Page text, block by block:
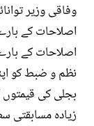
وفاقی وزیر
اصلاحات کے
اصلاحات کے
نظم و ضبط کو
بجلی کی
زیادہ مسابقتی